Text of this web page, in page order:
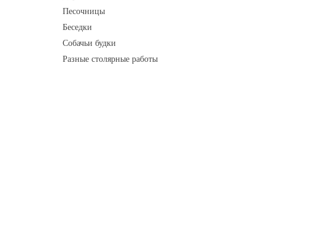
Песочницы
Беседки
Собачьи будки
Разные столярные работы